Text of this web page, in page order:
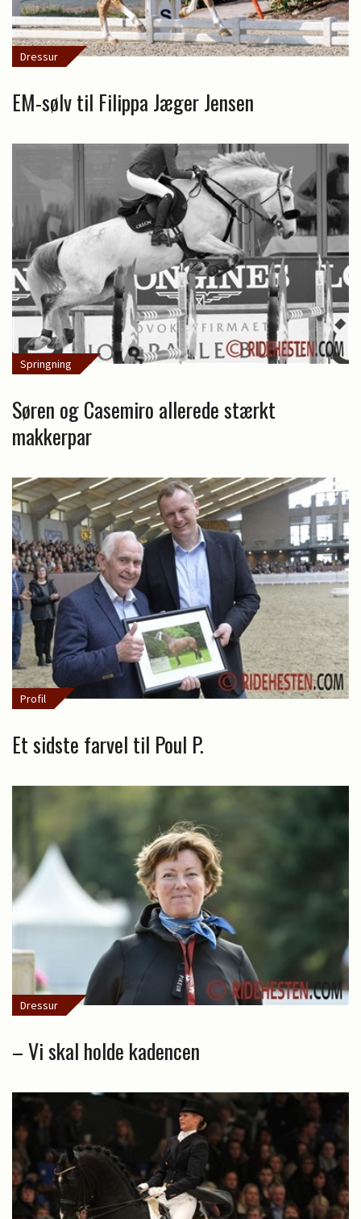
Dressur
EM-sølv til Filippa Jæger Jensen
Springning
Søren og Casemiro allerede stærkt
makkerpar
Profil
Et sidste farvel til Poul P.
Dressur
– Vi skal holde kadencen